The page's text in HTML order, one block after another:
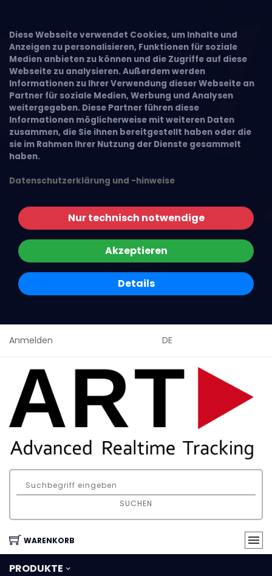
Diese Webseite verwendet Cookies, um Inhalte und
Anzeigen zu personalisieren, Funktionen für soziale
Medien anbieten zu können und die Zugriffe auf diese
Webseite zu analysieren. Außerdem werden
Informationen zu Ihrer Verwendung dieser Webseite an
Partner für soziale Medien, Werbung und Analysen
weitergegeben. Diese Partner führen diese
Informationen möglicherweise mit weiteren Daten
zusammen, die Sie ihnen bereitgestellt haben oder die
sie im Rahmen Ihrer Nutzung der Dienste gesammelt
haben.
Datenschutzerklärung und -hinweise
Nur technisch notwendige
Akzeptieren
Details
Anmelden DE
SUCHEN
WARENKORB
PRODUKTE